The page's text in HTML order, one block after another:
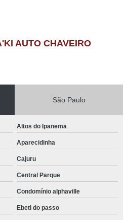
AUTO CHAVEIRO
São Paulo
Altos do Ipanema
Aparecidinha
Cajuru
Central Parque
Condomínio alphaville
Ebeti do passo